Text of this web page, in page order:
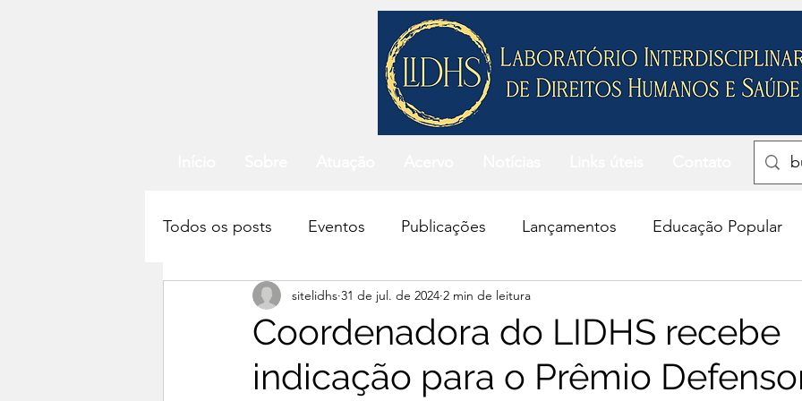
Todos os posts Eventos Publicações Lançamentos Educação Popular
Atividades de ensino Graduação Acesso à saúde
Saúde Global Direito à Saúde Inclusão social População privada de
Coordenadora do LIDHS recebe
indicação para o Prêmio
sitelidhs 31 de jul. de 2024 2 min de leitura